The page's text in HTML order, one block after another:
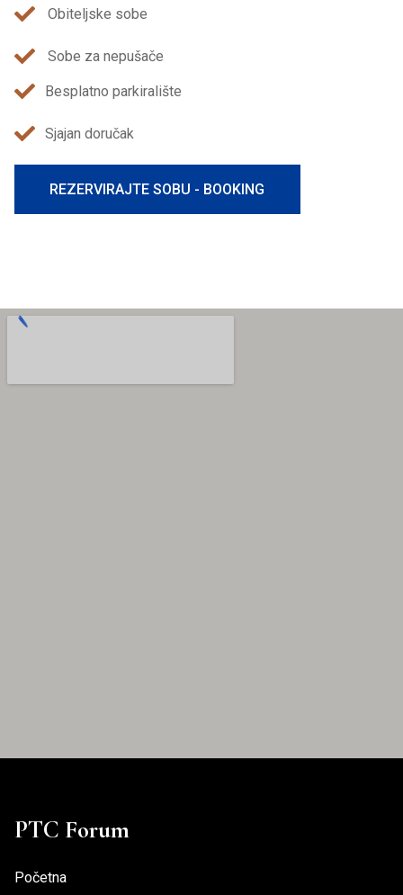
Obiteljske sobe
Sobe za nepušače
Besplatno parkiralište
Sjajan doručak
REZERVIRAJTE SOBU - BOOKING
PTC Forum
Početna